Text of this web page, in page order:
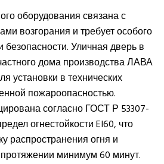
оборудования связана с
возгорания и требует особого
безопасности. Уличная дверь в
дома производства ЛАВА
установки в технических
пожароопасностью.
согласно ГОСТ Р 53307-
огнестойкости EI60, что
распространения огня и
минимум 60 минут.